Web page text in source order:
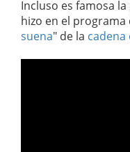
Incluso es famosa
hizo en el programa
suena" de la cadena